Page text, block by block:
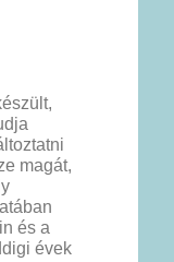
magát,
és a
évek